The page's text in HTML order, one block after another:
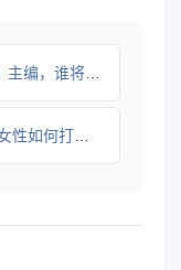
，谁将接任？
造潮流穿搭？